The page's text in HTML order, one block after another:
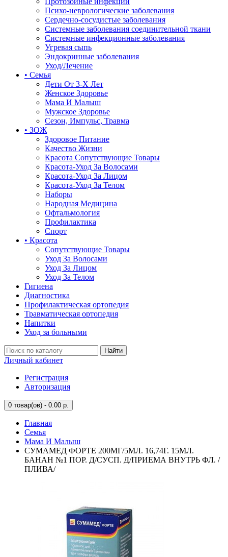
Психо-неврологические заболевания
Сердечно-сосудистые заболевания
Системные заболевания соединительной ткани
Системные инфекционные заболевания
Угревая сыпь
Эндокринные заболевания
Уход/Лечение
• Семья
Дети От 3-Х Лет
Женское Здоровье
Мама И Малыш
Мужское Здоровье
Сезон, Импульс, Травма
• ЗОЖ
Здоровое Питание
Качество Жизни
Красота Сопутствующие Товары
Красота-Уход За Волосами
Красота-Уход За Лицом
Красота-Уход За Телом
Наборы
Народная Медицина
Офтальмология
Профилактика
Спорт
• Красота
Сопутствующие Товары
Уход За Волосами
Уход За Лицом
Уход За Телом
Гигиена
Диагностика
Профилактическая ортопедия
Травматическая ортопедия
Напитки
Уход за больными
Найти
Личный кабинет
Регистрация
Авторизация
0 товар(ов) - 0.00 р.
Главная
Семья
Мама И Малыш
СУМАМЕД ФОРТЕ 200МГ/5МЛ. 16,74Г. 15МЛ.
БАНАН №1 ПОР. Д/СУСП. Д/ПРИЕМА ВНУТРЬ ФЛ. /
ПЛИВА/